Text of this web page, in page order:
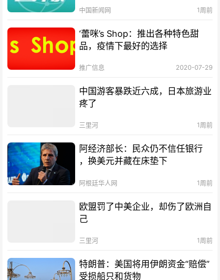
中国新闻网 1周前
‘蕾咪’s Shop：推出各种特色甜
品，疫情下最好的选择
推广信息 2020-07-29
中国游客暴跌近六成，日本旅游业
疼了
三里河 1周前
阿经济部长：民众仍不信任银行
，换美元并藏在床垫下
阿根廷华人网 1周前
欧盟罚了中美企业，却伤了欧洲自
己
三里河 1周前
特朗普：美国将用伊朗资金“赔偿”
受损船只和货物